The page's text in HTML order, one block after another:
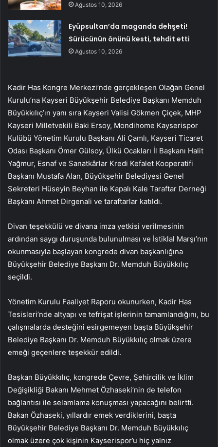
Ağustos 10, 2026
Eyüpsultan’da maganda dehşeti!
Sürücünün önünü kesti, tehdit etti
Ağustos 10, 2026
Kadir Has Kongre Merkezi’nde gerçekleşen Olağan Genel
Kurulu’na Kayseri Büyükşehir Belediye Başkanı Memduh
Büyükkılıç’ın yanı sıra Kayseri Valisi Gökmen Çiçek, MHP
Kayseri Milletvekili Baki Ersoy, Mondihome Kayserispor
Kulübü Yönetim Kurulu Başkanı Ali Çamlı, Kayseri Ticaret
Odası Başkanı Ömer Gülsoy, Ülkü Ocakları İl Başkanı Halit
Yağmur, Esnaf ve Sanatkârlar Kredi Kefalet Kooperatifi
Başkanı Mustafa Alan, Büyükşehir Belediyesi Genel
Sekreteri Hüseyin Beyhan ile Kapalı Kale Taraftar Derneği
Başkanı Ahmet Dirgenali ve taraftarlar katıldı.
Divan teşekkülü ve divana imza yetkisi verilmesinin
ardından saygı duruşunda bulunulması ve İstiklal Marşı’nın
okunmasıyla başlayan kongrede divan başkanlığına
Büyükşehir Belediye Başkanı Dr. Memduh Büyükkılıç
seçildi.
Yönetim Kurulu Faaliyet Raporu okunurken, Kadir Has
Tesisleri’nde altyapı ve tefrişat işlerinin tamamlandığını, bu
çalışmalarda desteğini esirgemeyen başta Büyükşehir
Belediye Başkanı Dr. Memduh Büyükkılıç olmak üzere
emeği geçenlere teşekkür edildi.
Başkan Büyükkılıç, kongrede Çevre, Şehircilik ve İklim
Değişikliği Bakanı Mehmet Özhaseki’nin de telefon
bağlantısı ile selamlama konuşması yapacağını belirtti.
Bakan Özhaseki, yıllardır emek verdiklerini, başta
Büyükşehir Belediye Başkanı Dr. Memduh Büyükkılıç
olmak üzere çok kişinin Kayserispor’u hiç yalnız